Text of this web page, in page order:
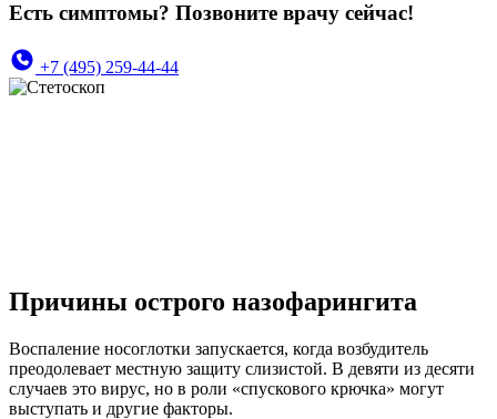
Есть симптомы? Позвоните врачу сейчас!
+7 (495) 259-44-44
Причины острого назофарингита
Воспаление носоглотки запускается, когда возбудитель
преодолевает местную защиту слизистой. В девяти из десяти
случаев это вирус, но в роли «спускового крючка» могут
выступать и другие факторы.